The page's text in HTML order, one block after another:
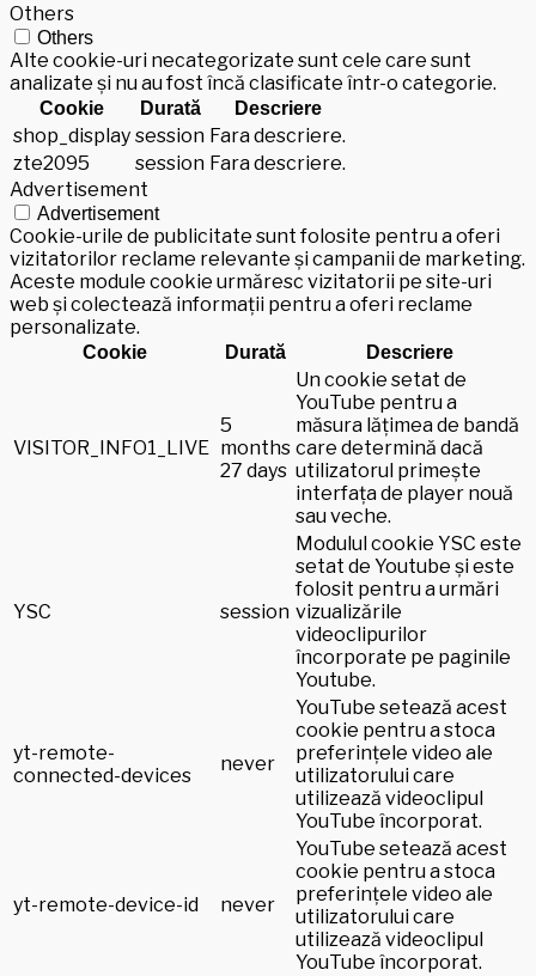
Others
Others
Alte cookie-uri necategorizate sunt cele care sunt
analizate și nu au fost încă clasificate într-o categorie.
Cookie Durată Descriere
shop_display session Fara descriere.
zte2095
session Fara descriere.
Advertisement
Advertisement
Cookie-urile de publicitate sunt folosite pentru a oferi
vizitatorilor reclame relevante și campanii de marketing.
Aceste module cookie urmăresc vizitatorii pe site-uri
web și colectează informații pentru a oferi reclame
personalizate.
Cookie Durată Descriere
VISITOR_INFO1_LIVE
5
months
27 days
Un cookie setat de
YouTube pentru a
măsura lățimea de bandă
care determină dacă
utilizatorul primește
interfața de player nouă
sau veche.
YSC session
Modulul cookie YSC este
setat de Youtube și este
folosit pentru a urmări
vizualizările
videoclipurilor
încorporate pe paginile
Youtube.
yt-remote-
connected-devices
never
YouTube setează acest
cookie pentru a stoca
preferințele video ale
utilizatorului care
utilizează videoclipul
YouTube încorporat.
yt-remote-device-id never
YouTube setează acest
cookie pentru a stoca
preferințele video ale
utilizatorului care
utilizează videoclipul
YouTube încorporat.